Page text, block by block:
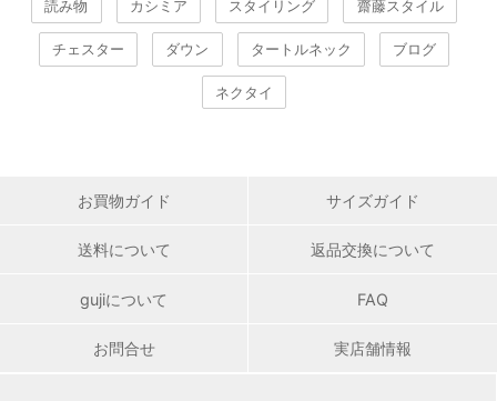
読み物 カシミア スタイリング 齋藤スタイル
チェスター ダウン タートルネック ブログ
ネクタイ
お買物ガイド サイズガイド
送料について 返品交換について
gujiについて FAQ
お問合せ 実店舗情報